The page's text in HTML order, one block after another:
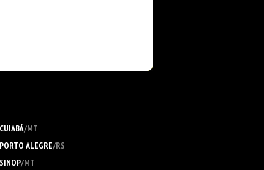
CUIABÁ/MT
PORTO ALEGRE/RS
SINOP/MT